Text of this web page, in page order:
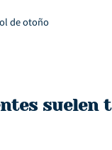
Crafters
suelen